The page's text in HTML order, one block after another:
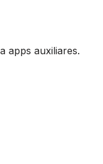
apps auxiliares.